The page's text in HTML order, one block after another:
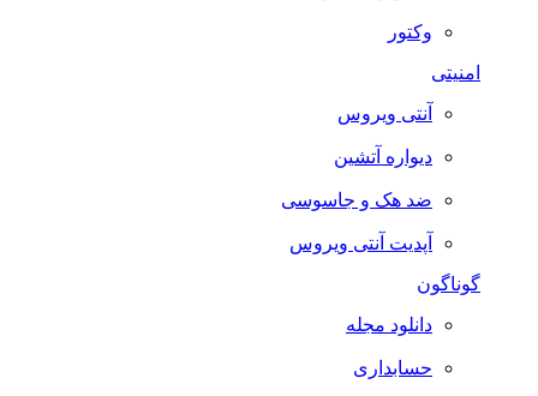
وکتور
امنیتی
آنتی ویروس
دیواره آتشین
ضد هک و جاسوسی
آپدیت آنتی ویروس
گوناگون
دانلود مجله
حسابداری